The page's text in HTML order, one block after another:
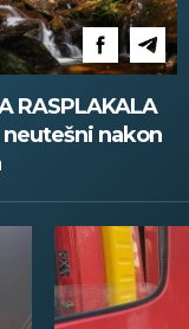
RASPLAKALA
neutešni nakon